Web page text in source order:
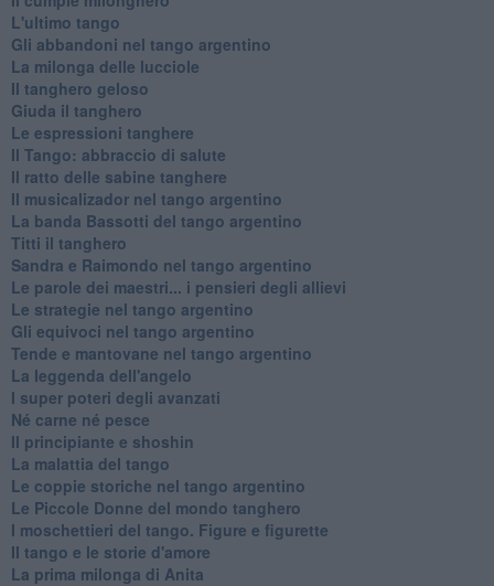
L'ultimo tango
Gli abbandoni nel tango argentino
La milonga delle lucciole
Il tanghero geloso
Giuda il tanghero
Le espressioni tanghere
Il Tango: abbraccio di salute
Il ratto delle sabine tanghere
Il musicalizador nel tango argentino
La banda Bassotti del tango argentino
Titti il tanghero
Sandra e Raimondo nel tango argentino
Le parole dei maestri... i pensieri degli allievi
Le strategie nel tango argentino
Gli equivoci nel tango argentino
Tende e mantovane nel tango argentino
La leggenda dell'angelo
I super poteri degli avanzati
​Né carne né pesce
Il principiante e shoshin
La malattia del tango
Le coppie storiche nel tango argentino
​Le Piccole Donne del mondo tanghero
I moschettieri del tango. Figure e figurette
Il tango e le storie d'amore
​La prima milonga di Anita